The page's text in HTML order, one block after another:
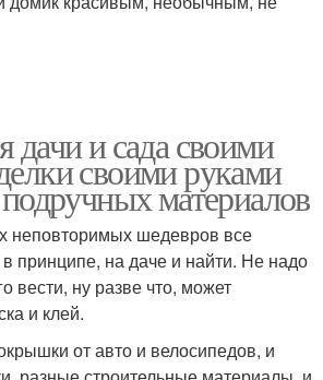
дачи и сада своими
своими руками
материалов
неповторимых шедевров все
принципе, на даче и найти. Не надо
вести, ну разве что, может
и клей.
от авто и велосипедов, и